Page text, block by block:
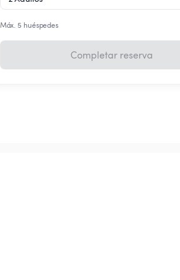
Máx. 5 huéspedes
Completar reserva